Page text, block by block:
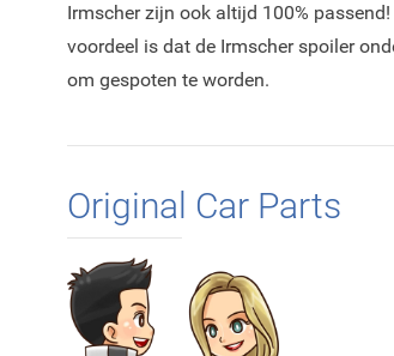
Irmscher zijn ook altijd 100%
voordeel is dat de Irmscher spoiler
om gespoten te worden.
Original Car Parts